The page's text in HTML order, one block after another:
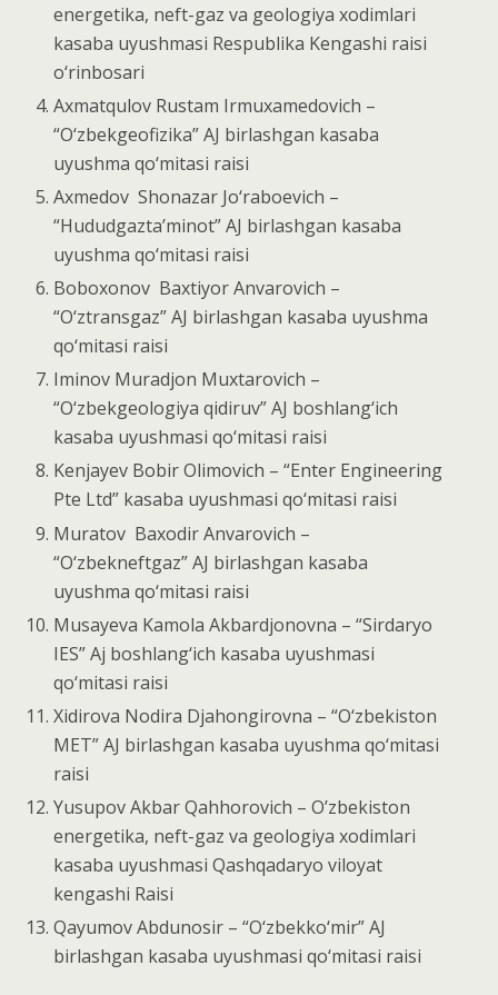
energetika, neft-gaz va geologiya xodimlari
kasaba uyushmasi Respublika Kengashi raisi
o‘rinbosari
Axmatqulov Rustam Irmuxamedovich –
“O‘zbekgeofizika” AJ birlashgan kasaba
uyushma qo‘mitasi raisi
Axmedov Shonazar Jo‘raboevich –
“Hududgazta’minot” AJ birlashgan kasaba
uyushma qo‘mitasi raisi
Boboxonov Baxtiyor Anvarovich –
“O‘ztransgaz” AJ birlashgan kasaba uyushma
qo‘mitasi raisi
Iminov Muradjon Muxtarovich –
“O‘zbekgeologiya qidiruv” AJ boshlang‘ich
kasaba uyushmasi qo‘mitasi raisi
Kenjayev Bobir Olimovich – “Enter Engineering
Pte Ltd” kasaba uyushmasi qo‘mitasi raisi
Muratov Baxodir Anvarovich –
“O‘zbekneftgaz” AJ birlashgan kasaba
uyushma qo‘mitasi raisi
Musayeva Kamola Akbardjonovna – “Sirdaryo
IES” Aj boshlang‘ich kasaba uyushmasi
qo‘mitasi raisi
Xidirova Nodira Djahongirovna – “O‘zbekiston
MET” AJ birlashgan kasaba uyushma qo‘mitasi
raisi
Yusupov Akbar Qahhorovich – O’zbekiston
energetika, neft-gaz va geologiya xodimlari
kasaba uyushmasi Qashqadaryo viloyat
kengashi Raisi
Qayumov Abdunosir – “O‘zbekko‘mir” AJ
birlashgan kasaba uyushmasi qo‘mitasi raisi